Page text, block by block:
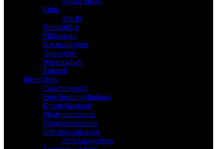
Ethik
Macht
Homeoffice
Mittelstand
Nachhaltigkeit
Ökonomie
Wissenschaft
Zukunft
Ideenfabrik
Coachingtools
Entscheidungsfindung
Kreativitätstools
Moderationstools
Präsentationstools
Selbstmanagement
Zeitmanagement